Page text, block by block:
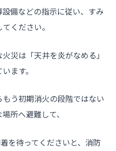
備などの指示に従い、すみ
ください。
災は「天井を炎がなめる」
ます。
う初期消火の段階ではない
所へ避難して、
を待ってくださいと、消防